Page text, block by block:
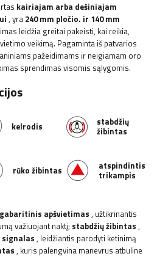
kairiajam arba dešiniajam
, yra 240 mm pločio. ir 140 mm
leidžia greitai pakeisti, kai reikia,
veikimą. Pagaminta iš patvarios
pažeidimams ir neigiamam oro
sprendimas visomis sąlygomis.
kelrodis
stabdžių
žibintas
rūko žibintas
atspindintis
trikampis
gabaritinis apšvietimas , užtikrinantis
važiuojant naktį; stabdžių žibintas ,
signalas , leidžiantis parodyti ketinimą
, kuris palengvina manevrus atbuline